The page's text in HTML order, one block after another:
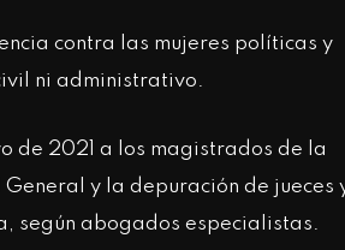
contra las mujeres políticas y
ni administrativo.
de 2021 a los magistrados de la
y la depuración de jueces
según abogados especialistas.